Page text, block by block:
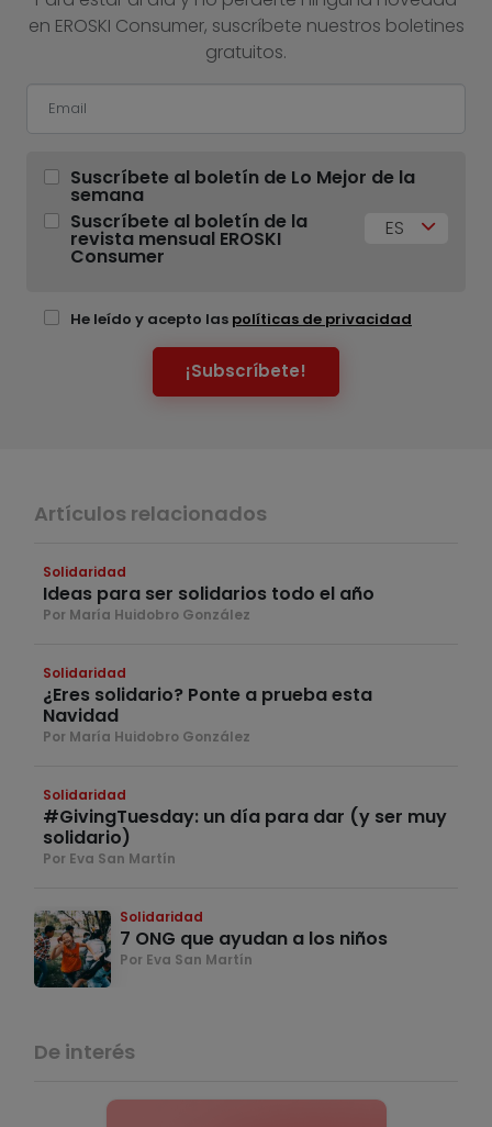
en EROSKI Consumer, suscríbete nuestros boletines
gratuitos.
Suscríbete al boletín de Lo Mejor de la
semana
Suscríbete al boletín de la
revista mensual EROSKI
Consumer
ES
He leído y acepto las políticas de privacidad
¡Subscríbete!
Artículos relacionados
Solidaridad
Ideas para ser solidarios todo el año
Por María Huidobro González
Solidaridad
¿Eres solidario? Ponte a prueba esta
Navidad
Por María Huidobro González
Solidaridad
#GivingTuesday: un día para dar (y ser muy
solidario)
Por Eva San Martín
Solidaridad
7 ONG que ayudan a los niños
Por Eva San Martín
De interés